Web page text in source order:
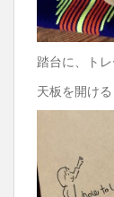
踏台に、ト
天板を開け